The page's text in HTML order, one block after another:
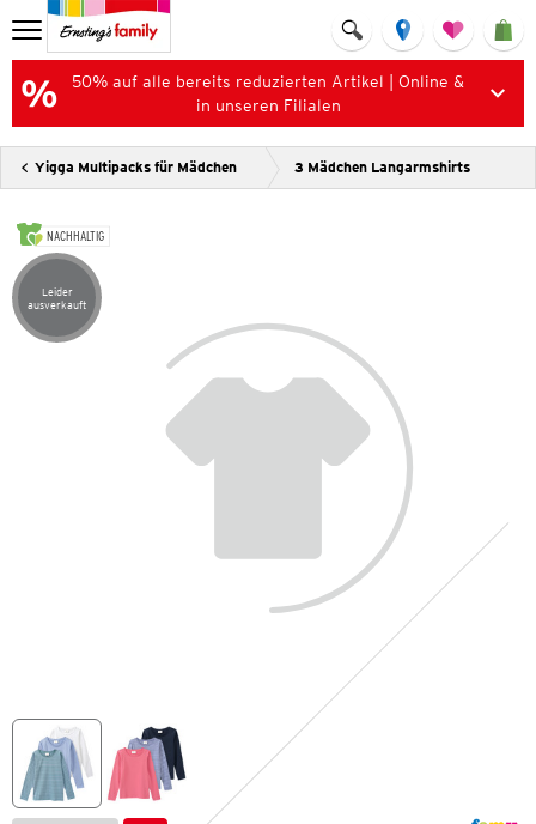
50% auf alle bereits reduzierten Artikel | Online &
in unseren Filialen
Yigga Multipacks für Mädchen 3 Mädchen Langarmshirts
NACHHALTIG
Artikel leider ausverkauft
Leider
ausverkauft